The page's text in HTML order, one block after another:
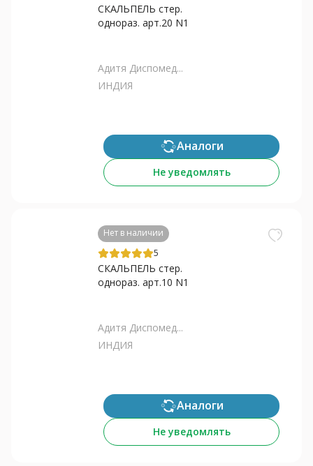
СКАЛЬПЕЛЬ стер.
однораз. арт.20 N1
Адитя Диспомед...
ИНДИЯ
Аналоги
Не уведомлять
Нет в наличии
5
СКАЛЬПЕЛЬ стер.
однораз. арт.10 N1
Адитя Диспомед...
ИНДИЯ
Аналоги
Не уведомлять